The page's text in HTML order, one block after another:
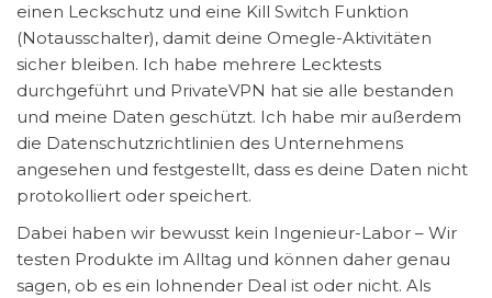
einen Leckschutz und eine Kill Switch Funktion
(Notausschalter), damit deine Omegle-Aktivitäten
sicher bleiben. Ich habe mehrere Lecktests
durchgeführt und PrivateVPN hat sie alle bestanden
und meine Daten geschützt. Ich habe mir außerdem
die Datenschutzrichtlinien des Unternehmens
angesehen und festgestellt, dass es deine Daten nicht
protokolliert oder speichert.
Dabei haben wir bewusst kein Ingenieur-Labor – Wir
testen Produkte im Alltag und können daher genau
sagen, ob es ein lohnender Deal ist oder nicht. Als